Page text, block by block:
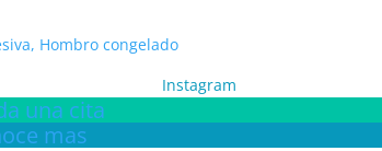
Instagram
una cita
mas